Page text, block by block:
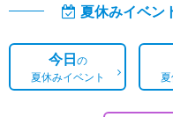
夏休みイベン
今日の
夏休みイベント